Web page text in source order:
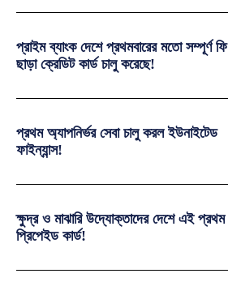
প্রাইম ব্যাংক দেশে প্রথমবারের মতো সম্পূর্ণ ফি
ছাড়া ক্রেডিট কার্ড চালু করেছে!
প্রথম অ্যাপনির্ভর সেবা চালু করল ইউনাইটেড
ফাইন্যান্স!
ক্ষুদ্র ও মাঝারি উদ্যোক্তাদের দেশে এই প্রথম
প্রিপেইড কার্ড!